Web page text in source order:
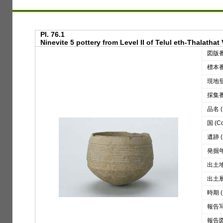
Pl. 76.1
Ninevite 5 pottery from Level II of Telul eth-Thalathat
図版
標本
現地
採集
品名
国
遺跡
発掘
出土
出土
時期
報告
報告